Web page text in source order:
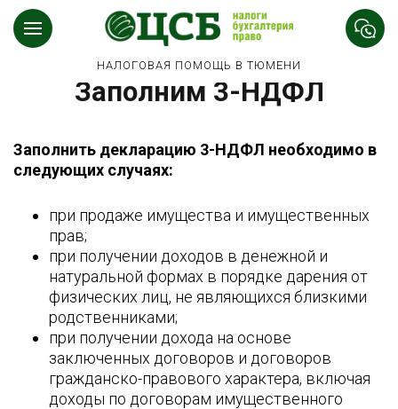
НАЛОГОВАЯ ПОМОЩЬ В ТЮМЕНИ
Заполним 3-НДФЛ
Заполнить декларацию 3-НДФЛ необходимо в
следующих случаях:
при продаже имущества и имущественных
прав;
при получении доходов в денежной и
натуральной формах в порядке дарения от
физических лиц, не являющихся близкими
родственниками;
при получении дохода на основе
заключенных договоров и договоров
гражданско-правового характера, включая
доходы по договорам имущественного